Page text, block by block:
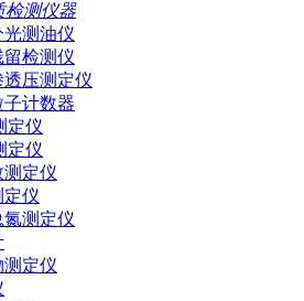
检测仪器
测油仪
检测仪
透压测定仪
计数器
定仪
定仪
测定仪
定仪
氮测定仪
定仪